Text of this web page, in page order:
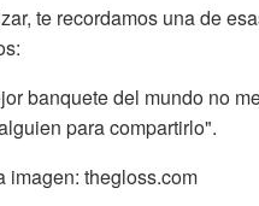
te recordamos una de
banquete del mundo no
para compartirlo".
imagen: thegloss.com